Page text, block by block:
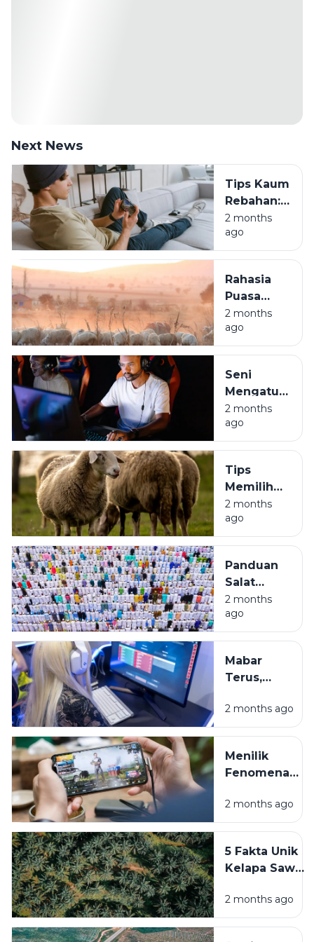
Next News
Tips Kaum
Rebahan:
Saldo E-
Wallet
Nambah
Tiduran
2 months
ago
Rahasia
Puasa
Arafah:
Golden
Ticket
Dosa Kita
2 months
ago
Seni
Mengatur
Waktu
Mabar:
Biar Jago
Tetap
Waras di
Real Life
2 months
ago
Tips
Memilih
Hewan
Kurban
Biar
Kena
'Zonk':
Panduan
Santai ala
Anak
Muda
2 months
ago
Panduan
Salat
Iduladha
Biar
Nggak
Celinguk
Pas di
2 months
ago
Mabar
Terus,
Kapan?
Menimbang
dan Terang
Game
Anak Muda
2 months ago
Menilik
Fenomena
Mengapa
Game Online
Baru
Tongkrongan
2 months ago
5 Fakta Unik
Kelapa Sawit
Dibahas di
Tongkrongan
2 months ago